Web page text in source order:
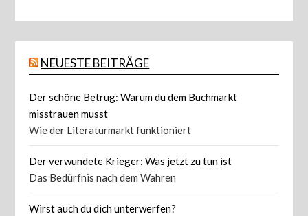
NEUESTE BEITRÄGE
Der schöne Betrug: Warum du dem Buchmarkt
misstrauen musst
Wie der Literaturmarkt funktioniert
Der verwundete Krieger: Was jetzt zu tun ist
Das Bedürfnis nach dem Wahren
Wirst auch du dich unterwerfen?